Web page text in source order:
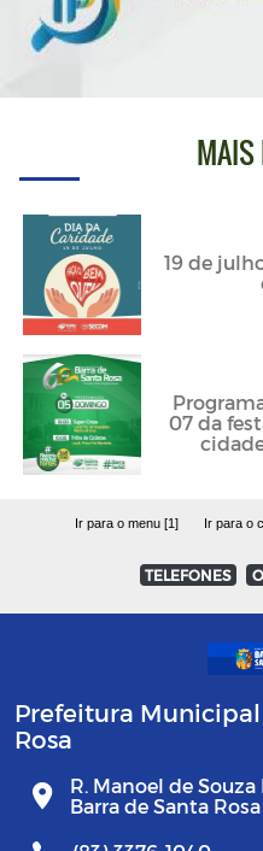
MAIS
19 de
07 da
Ir para o menu [1] Ir para o
TELEFONES
Prefeitura
Rosa
R. Manoel de Souza
Barra de Santa